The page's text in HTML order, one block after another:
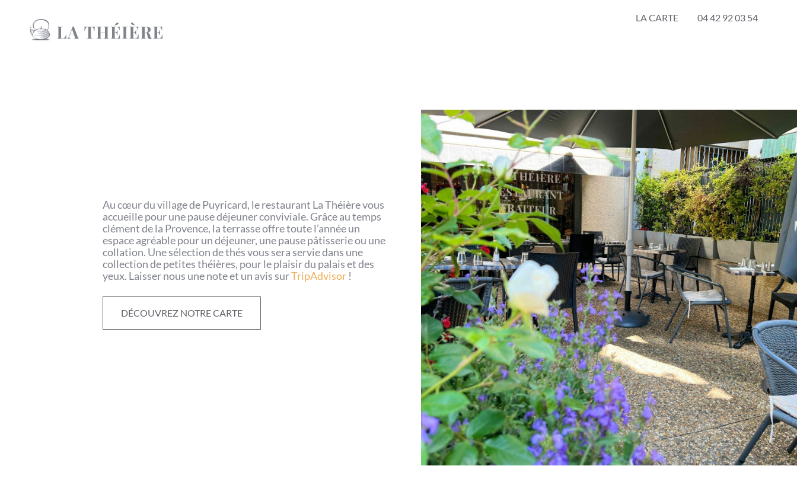
LA CARTE 04 42 92 03 54
Au cœur du village de Puyricard, le restaurant La Théière vous
accueille pour une pause déjeuner conviviale. Grâce au temps
clément de la Provence, la terrasse offre toute l’année un
espace agréable pour un déjeuner, une pause pâtisserie ou une
collation. Une sélection de thés vous sera servie dans une
collection de petites théières, pour le plaisir du palais et des
yeux. Laisser nous une note et un avis surTripAdvisor !
DÉCOUVREZ NOTRE CARTE